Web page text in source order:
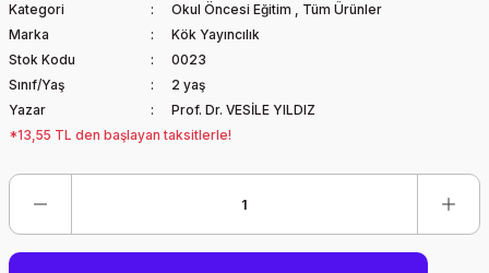
Kategori Okul Öncesi Eğitim , Tüm Ürünler
Marka
Kök Yayıncılık
Stok Kodu
0023
Sınıf/Yaş
2 yaş
Yazar
Prof. Dr. VESİLE YILDIZ
*13,55 TL den başlayan taksitlerle!